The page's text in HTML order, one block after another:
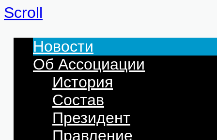
Scroll
Новости
Об Ассоциации
История
Состав
Президент
Правление